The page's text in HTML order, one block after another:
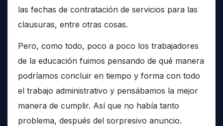
las fechas de contratación de servicios para las
clausuras, entre otras cosas.
Pero, como todo, poco a poco los trabajadores
de la educación fuimos pensando de qué manera
podríamos concluir en tiempo y forma con todo
el trabajo administrativo y pensábamos la mejor
manera de cumplir. Así que no había tanto
problema, después del sorpresivo anuncio.